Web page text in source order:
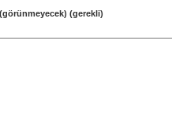
(gerekli)